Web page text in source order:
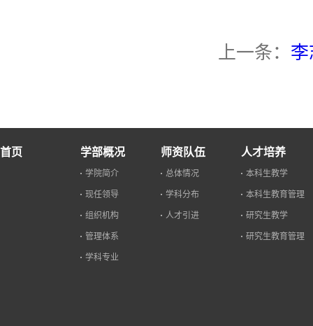
上一条：
首页 学部概况
学院简介
现任领导
组织机构
管理体系
学科专业
师资队伍
总体情况
学科分布
人才引进
人才培养
本科生教学
本科生教育管理
研究生教学
研究生教育管理